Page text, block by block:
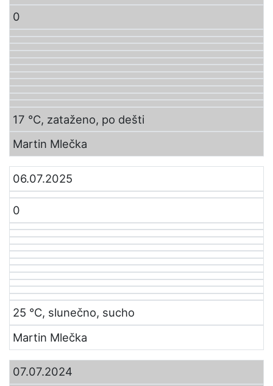
0
17 °C, zataženo, po dešti
Martin Mlečka
06.07.2025
0
25 °C, slunečno, sucho
Martin Mlečka
07.07.2024